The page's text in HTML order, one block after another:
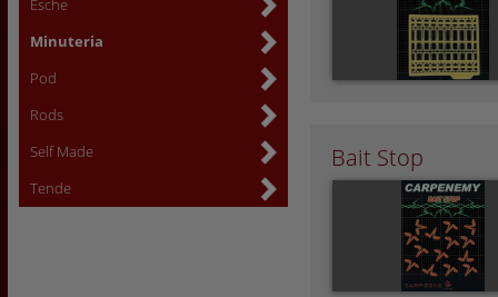
Esche
Minuteria
Pod
Rods
Self Made
Tende
Bait Stop